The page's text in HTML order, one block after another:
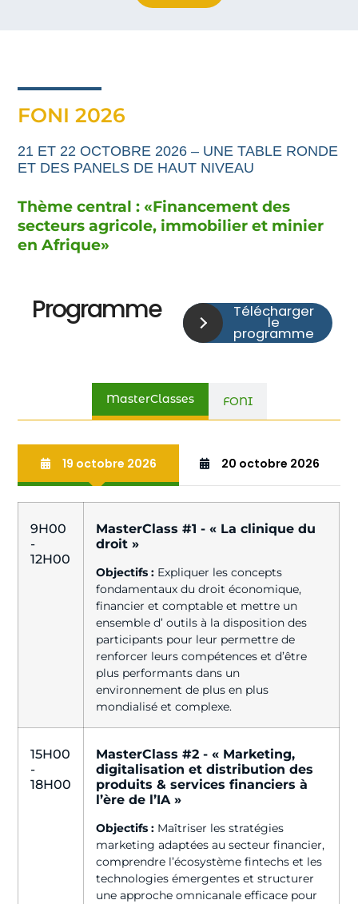
FONI 2026
21 ET 22 OCTOBRE 2026 – UNE TABLE RONDE
ET DES PANELS DE HAUT NIVEAU
Thème central : «Financementdes
secteurs agricole, immobilier et minier
en Afrique»
Programme Télécharger
le
programme
MasterClasses FONI
19 octobre 2026 20 octobre 2026
9H00
-
12H00
MasterClass #1 - « La clinique du
droit »
Objectifs : Expliquer les concepts
fondamentaux du droit économique,
financier et comptable et mettre un
ensemble d’ outils à la disposition des
participants pour leur permettre de
renforcer leurs compétences et d’être
plus performants dans un
environnement de plus en plus
mondialisé et complexe.
15H00
-
18H00
MasterClass #2 - « Marketing,
digitalisation et distribution des
produits & services financiers à
l’ère de l’IA »
Objectifs : Maîtriser les stratégies
marketing adaptées au secteur financier,
comprendre l’écosystème fintechs et les
technologies émergentes et structurer
une approche omnicanale efficace pour